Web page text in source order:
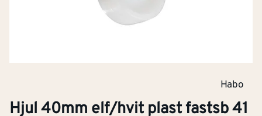
Habo
Hjul 40mm elf/hvit plast fastsb 41